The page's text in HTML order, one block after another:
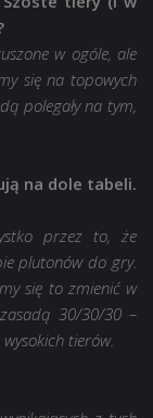
w ogóle, ale
się na topowych
polegały na tym,
na dole tabeli.
przez to, że
plutonów do gry.
się to zmienić w
30/30/30 –
tierów.